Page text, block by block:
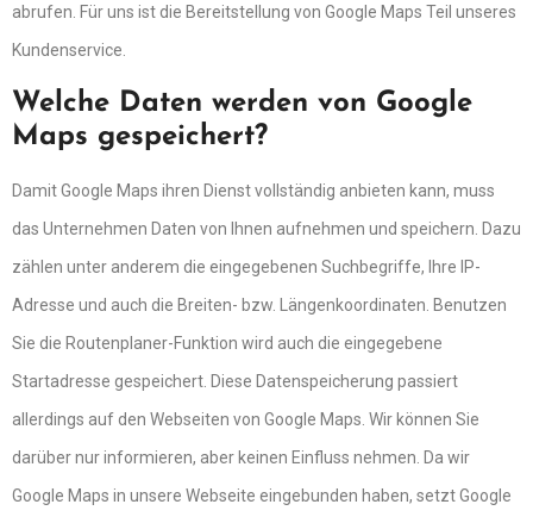
abrufen. Für uns ist die Bereitstellung von Google Maps Teil unseres
Kundenservice.
Welche Daten werden von Google
Maps gespeichert?
Damit Google Maps ihren Dienst vollständig anbieten kann, muss
das Unternehmen Daten von Ihnen aufnehmen und speichern. Dazu
zählen unter anderem die eingegebenen Suchbegriffe, Ihre IP-
Adresse und auch die Breiten- bzw. Längenkoordinaten. Benutzen
Sie die Routenplaner-Funktion wird auch die eingegebene
Startadresse gespeichert. Diese Datenspeicherung passiert
allerdings auf den Webseiten von Google Maps. Wir können Sie
darüber nur informieren, aber keinen Einfluss nehmen. Da wir
Google Maps in unsere Webseite eingebunden haben, setzt Google